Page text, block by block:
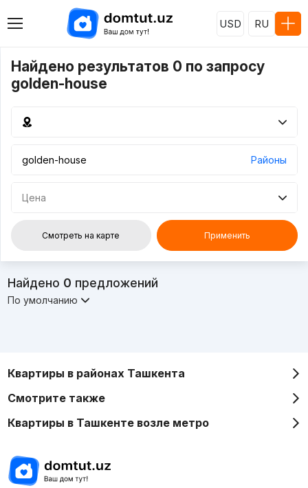
USD RU
Найдено результатов 0 по запросу
golden-house
Районы
Цена
Смотреть на карте Применить
Найдено 0 предложений
По умолчанию
Квартиры в районах Ташкента
Смотрите также
Квартиры в Ташкенте возле метро